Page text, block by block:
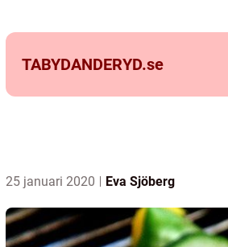
TABYDANDERYD.se
25 januari 2020 Eva Sjöberg